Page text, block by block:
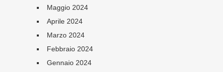
Maggio 2024
Aprile 2024
Marzo 2024
Febbraio 2024
Gennaio 2024